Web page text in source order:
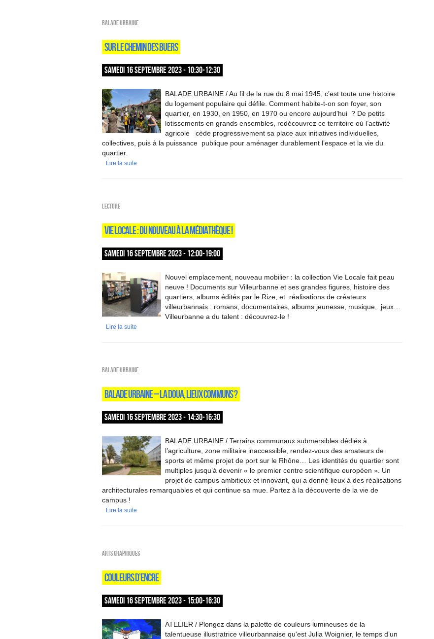
Balade urbaine
SUR LE CHEMIN DES BUERS
SAMEDI 16 SEPTEMBRE 2023 - 10:30-12:30
BALADE URBAINE / Au fil de la rue du 8 mai 1945, c’est toute une histoire
du logement populaire qui défile. Comment habite-t-on son foyer, son
quartier, en 1930, en 1950, en 1970 ou encore aujourd’hui ? De petits
lotissements en grands ensembles, redécouvrez ce territoire où l’activité
agricole cède progressivement sa place aux initiatives individuelles,
collectives, puis à la puissance publique pour aménager durablement l’espace et la vie du
quartier.
Lire la suite
Lecture
VIE LOCALE : DU NOUVEAU À LA MÉDIATHÈQUE !
SAMEDI 16 SEPTEMBRE 2023 - 12:00-19:00
Nouvel emplacement, nouveau mobilier : la collection Vie Locale fait peau
neuve ! Documents sur Villeurbanne et ses grandes figures, histoire des
quartiers, albums édités par le Rize, et réalisations de créateurs
villeurbannais : romans, documentaires, albums jeunesse, musique, jeux…
Villeurbanne a du talent : découvrez-le !
Lire la suite
Balade urbaine
BALADE URBAINE – LA DOUA, LIEUX COMMUNS ?
SAMEDI 16 SEPTEMBRE 2023 - 14:30-16:30
BALADE URBAINE / Terrains communaux submersibles dédiés à
l’agriculture, zone militaire inaccessible, rendez-vous des amateurs de
sports et même projet de port sur le Rhône… Les identités du quartier sont
multiples jusqu’à devenir « le premier centre scientifique européen ». Un
projet de campus ambitieux et innovant, qui a donné lieux à des réalisations
architecturales remarquables et qui continue sa mue. Partez à la découverte de la vie de
campus !
Lire la suite
Arts graphiques
COULEURS D’ENCRE
SAMEDI 16 SEPTEMBRE 2023 - 15:00-16:30
ATELIER / Plongez dans la palette de couleurs lumineuses de la
talentueuse illustratrice villeurbannaise qu'est Julia Woignier, le temps d’un